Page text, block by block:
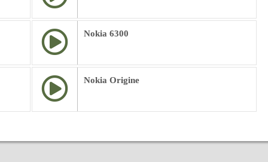
Nokia 6300
Nokia Origine